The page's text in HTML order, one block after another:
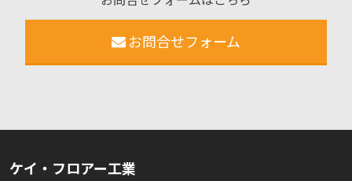
お問合せフォーム
ケイ・フロアー工業